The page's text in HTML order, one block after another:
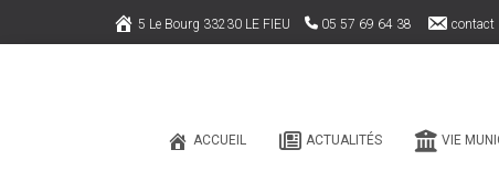
5 Le Bourg 33230 LE FIEU 05 57 69 64 38 contact
ACCUEIL ACTUALITÉS VIE